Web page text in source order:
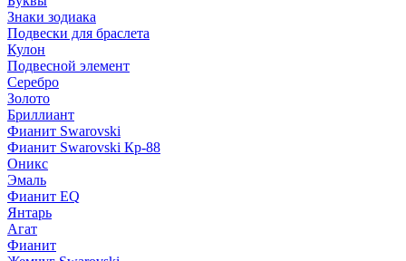
Знаки зодиака
Подвески для браслета
Кулон
Подвесной элемент
Серебро
Золото
Бриллиант
Фианит Swarovski
Фианит Swarovski Кр-88
Оникс
Эмаль
Фианит EQ
Янтарь
Агат
Фианит